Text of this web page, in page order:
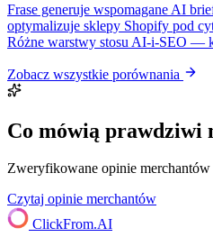
Frase generuje wspomagane AI
optymalizuje sklepy Shopify pod
Różne warstwy stosu AI-i-SEO —
Zobacz wszystkie porównania
Co mówią prawdziwi
Zweryfikowane opinie
Czytaj opinie merchantów
ClickFrom.AI